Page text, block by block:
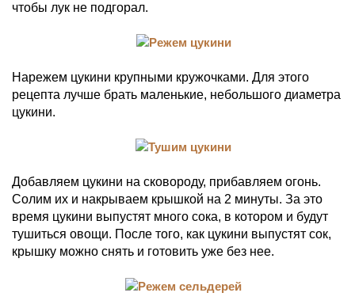
чтобы лук не подгорал.
Нарежем цукини крупными кружочками. Для этого
рецепта лучше брать маленькие, небольшого диаметра
цукини.
Добавляем цукини на сковороду, прибавляем огонь.
Солим их и накрываем крышкой на 2 минуты. За это
время цукини выпустят много сока, в котором и будут
тушиться овощи. После того, как цукини выпустят сок,
крышку можно снять и готовить уже без нее.